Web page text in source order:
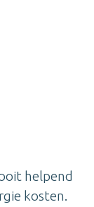
helpend
kosten.